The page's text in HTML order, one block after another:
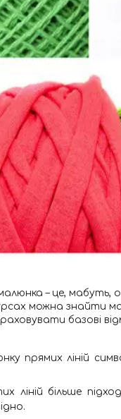
– це, мабуть,
можна знайти
базові
прямих ліній
ліній більше